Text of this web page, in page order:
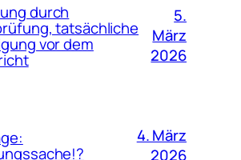
durch
tatsächliche
vor dem
5.
März
2026
4. März
2026